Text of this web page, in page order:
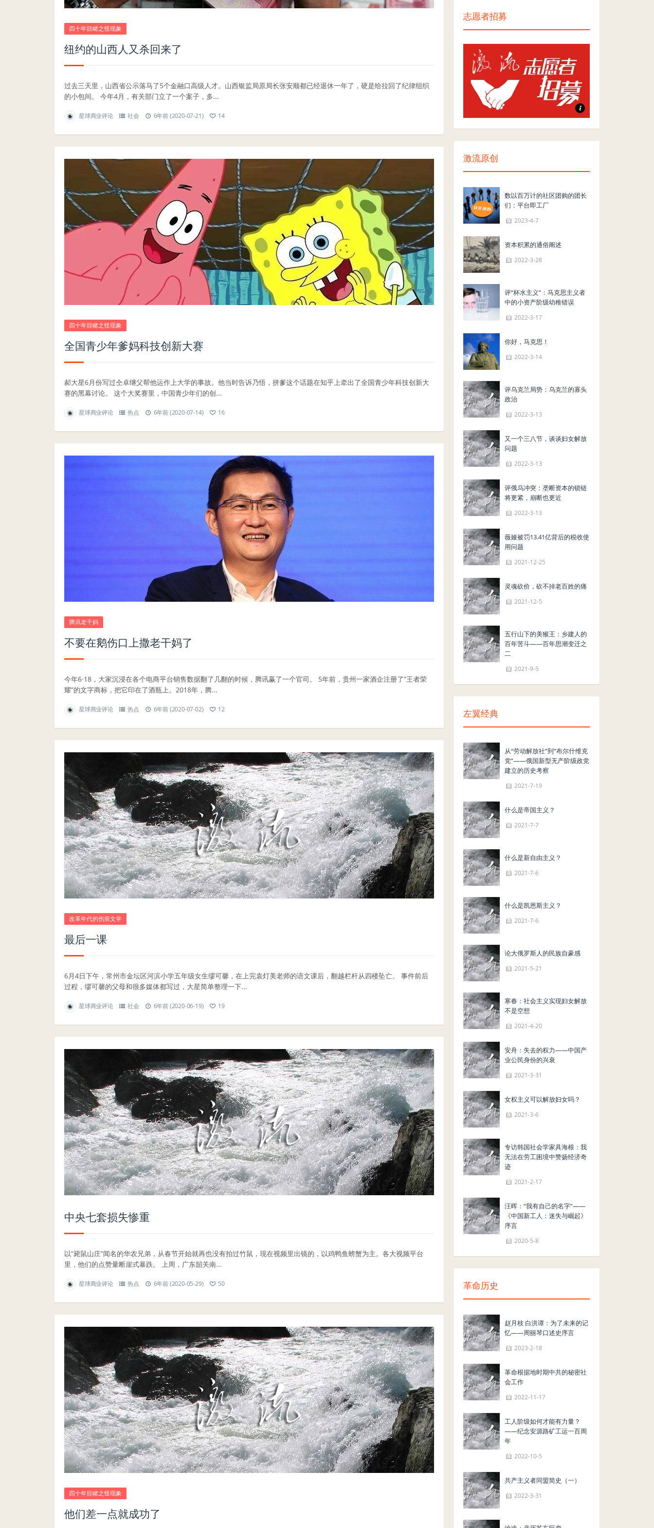
四十年目睹之怪现象
纽约的山西人又杀回来了
过去三天里，山西省公示落马了5个金融口高级人才。山西银监局原局长张安顺都已经退休一年了，硬是给拉回了纪律组织
的小包间。 今年4月，有关部门立了一个案子，多...
星球商业评论 社会 6年前 (2020-07-21) 14
四十年目睹之怪现象
全国青少年爹妈科技创新大赛
郝大星6月份写过仝卓继父帮他运作上大学的事故。他当时告诉乃悟，拼爹这个话题在知乎上牵出了全国青少年科技创新大
赛的黑幕讨论。 这个大奖赛里，中国青少年们的创...
星球商业评论 热点 6年前 (2020-07-14) 16
腾讯老干妈
不要在鹅伤口上撒老干妈了
今年6·18，大家沉浸在各个电商平台销售数据翻了几翻的时候，腾讯赢了一个官司。 5年前，贵州一家酒企注册了“王者荣
耀”的文字商标，把它印在了酒瓶上。2018年，腾...
星球商业评论 热点 6年前 (2020-07-02) 12
改革年代的伤痕文学
最后一课
6月4日下午，常州市金坛区河滨小学五年级女生缪可馨，在上完袁灯美老师的语文课后，翻越栏杆从四楼坠亡。 事件前后
过程，缪可馨的父母和很多媒体都写过，大星简单整理一下...
星球商业评论 社会 6年前 (2020-06-19) 19
中央七套损失惨重
以“毙鼠山庄”闻名的华农兄弟，从春节开始就再也没有拍过竹鼠，现在视频里出镜的，以鸡鸭鱼螃蟹为主。各大视频平台
里，他们的点赞量断崖式暴跌。 上周，广东韶关南...
星球商业评论 热点 6年前 (2020-05-29) 50
四十年目睹之怪现象
他们差一点就成功了
志愿者招募
志愿者招募
激流原创
数以百万计的社区团购的团长
们：平台即工厂
2023-4-7
资本积累的通俗阐述
2022-3-28
评“杯水主义”：马克思主义者
中的小资产阶级幼稚错误
2022-3-17
你好，马克思！
2022-3-14
评乌克兰局势：乌克兰的寡头
政治
2022-3-13
又一个三八节，谈谈妇女解放
问题
2022-3-13
评俄乌冲突：垄断资本的锁链
将更紧，崩断也更近
2022-3-13
薇娅被罚13.41亿背后的税收使
用问题
2021-12-25
灵魂砍价，砍不掉老百姓的痛
2021-12-5
五行山下的美猴王：乡建人的
百年苦斗——百年思潮变迁之
二
2021-9-5
左翼经典
从“劳动解放社”到“布尔什维克
党”——俄国新型无产阶级政党
建立的历史考察
2021-7-19
什么是帝国主义？
2021-7-7
什么是新自由主义？
2021-7-6
什么是凯恩斯主义？
2021-7-6
论大俄罗斯人的民族自豪感
2021-5-21
寒春：社会主义实现妇女解放
不是空想
2021-4-20
安舟：失去的权力——中国产
业公民身份的兴衰
2021-3-31
女权主义可以解放妇女吗？
2021-3-6
专访韩国社会学家具海根：我
无法在劳工困境中赞扬经济奇
迹
2021-2-17
汪晖：“我有自己的名字”——
《中国新工人：迷失与崛起》
序言
2020-5-8
革命历史
赵月枝 白洪谭：为了未来的记
忆——周丽琴口述史序言
2023-2-18
革命根据地时期中共的秘密社
会工作
2022-11-17
工人阶级如何才能有力量？
——纪念安源路矿工运一百周
年
2022-10-5
共产主义者同盟简史（一）
2022-3-31